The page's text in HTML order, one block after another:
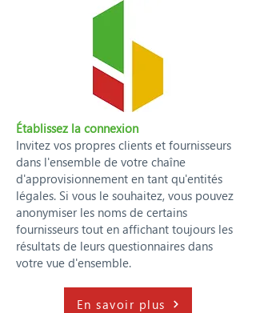
Établissez la connexion
Invitez vos propres clients et fournisseurs
dans l'ensemble de votre chaîne
d'approvisionnement en tant qu'entités
légales. Si vous le souhaitez, vous pouvez
anonymiser les noms de certains
fournisseurs tout en affichant toujours les
résultats de leurs questionnaires dans
votre vue d'ensemble.
En savoir plus